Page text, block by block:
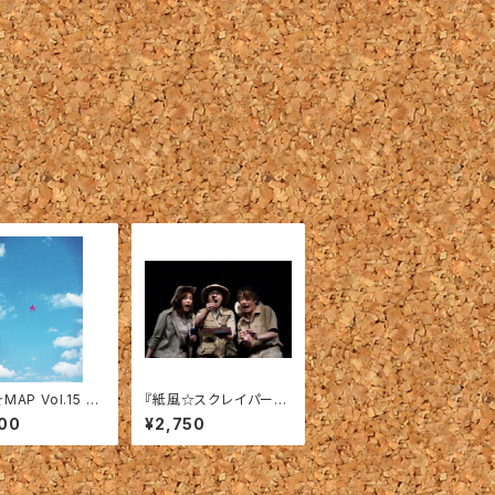
Vol.15 『K
メソッド』【商
キング DVD 】
『紙風☆スクレイパー』
メイキングDVD 2019
年作品
¥2,750